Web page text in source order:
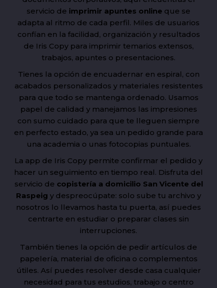
servicio de imprimir apuntes online que se
adapta al ritmo de cada perfil. Miles de usuarios
confían en la facilidad, organización y resultados
de Iris Copy para imprimir temarios extensos,
trabajos, apuntes o presentaciones.
Tienes la opción de encuadernar en espiral, con
acabados personalizados y materiales resistentes
para que todo se mantenga ordenado. Usamos
papel de calidad y manejamos las impresiones
con sumo cuidado para que te lleguen siempre
en perfecto estado, ya sea un pedido grande para
una academia o unas fotocopias puntuales.
La app de Iris Copy permite confirmar el pedido y
hacer un seguimiento en tiempo real. Disfruta del
servicio de copistería a domicilio San Vicente del
Raspeig y despreocúpate: solo sube tu archivo y
nosotros lo llevamos hasta tu puerta, así puedes
centrarte en estudiar o preparar clases sin
interrupciones.
También tienes la opción de pedir artículos de
papelería, material de oficina o complementos
útiles. Así puedes resolver desde casa cualquier
necesidad para tus estudios, trabajo o centro